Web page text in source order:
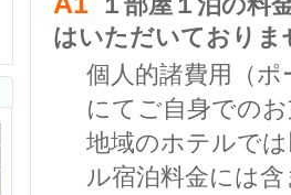
はいただいておりま
個人的諸費用（
にてご自身での
地域のホテルで
ル宿泊料金には